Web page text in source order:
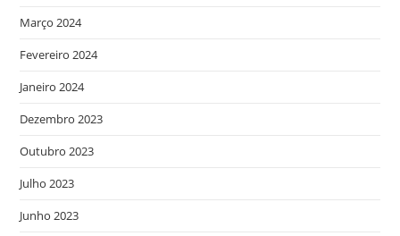
Março 2024
Fevereiro 2024
Janeiro 2024
Dezembro 2023
Outubro 2023
Julho 2023
Junho 2023